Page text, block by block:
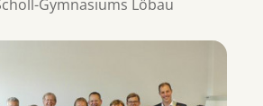
Gymnasiums Löbau